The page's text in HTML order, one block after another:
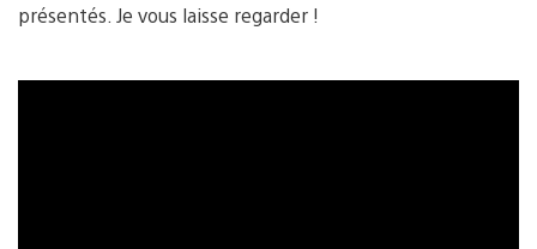
présentés. Je vous laisse regarder !